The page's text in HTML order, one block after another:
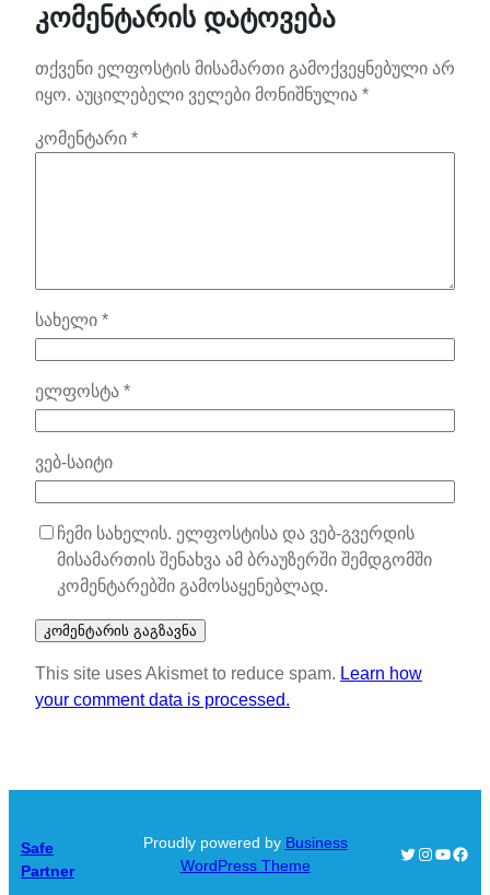
კომენტარის დატოვება
თქვენი ელფოსტის მისამართი გამოქვეყნებული არ
იყო. აუცილებელი ველები მონიშნულია *
კომენტარი *
სახელი *
ელფოსტა *
ვებ-საიტი
ჩემი სახელის. ელფოსტისა და ვებ-გვერდის
მისამართის შენახვა ამ ბრაუზერში შემდგომში
კომენტარებში გამოსაყენებლად.
This site uses Akismet to reduce spam. Learn how
your comment data is processed.
Safe
Partner
Proudly powered by Business
WordPress Theme
Twitter